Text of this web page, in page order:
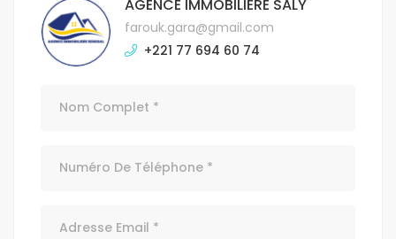
AGENCE IMMOBILIÈRE SALY
farouk.gara@gmail.com
+221 77 694 60 74